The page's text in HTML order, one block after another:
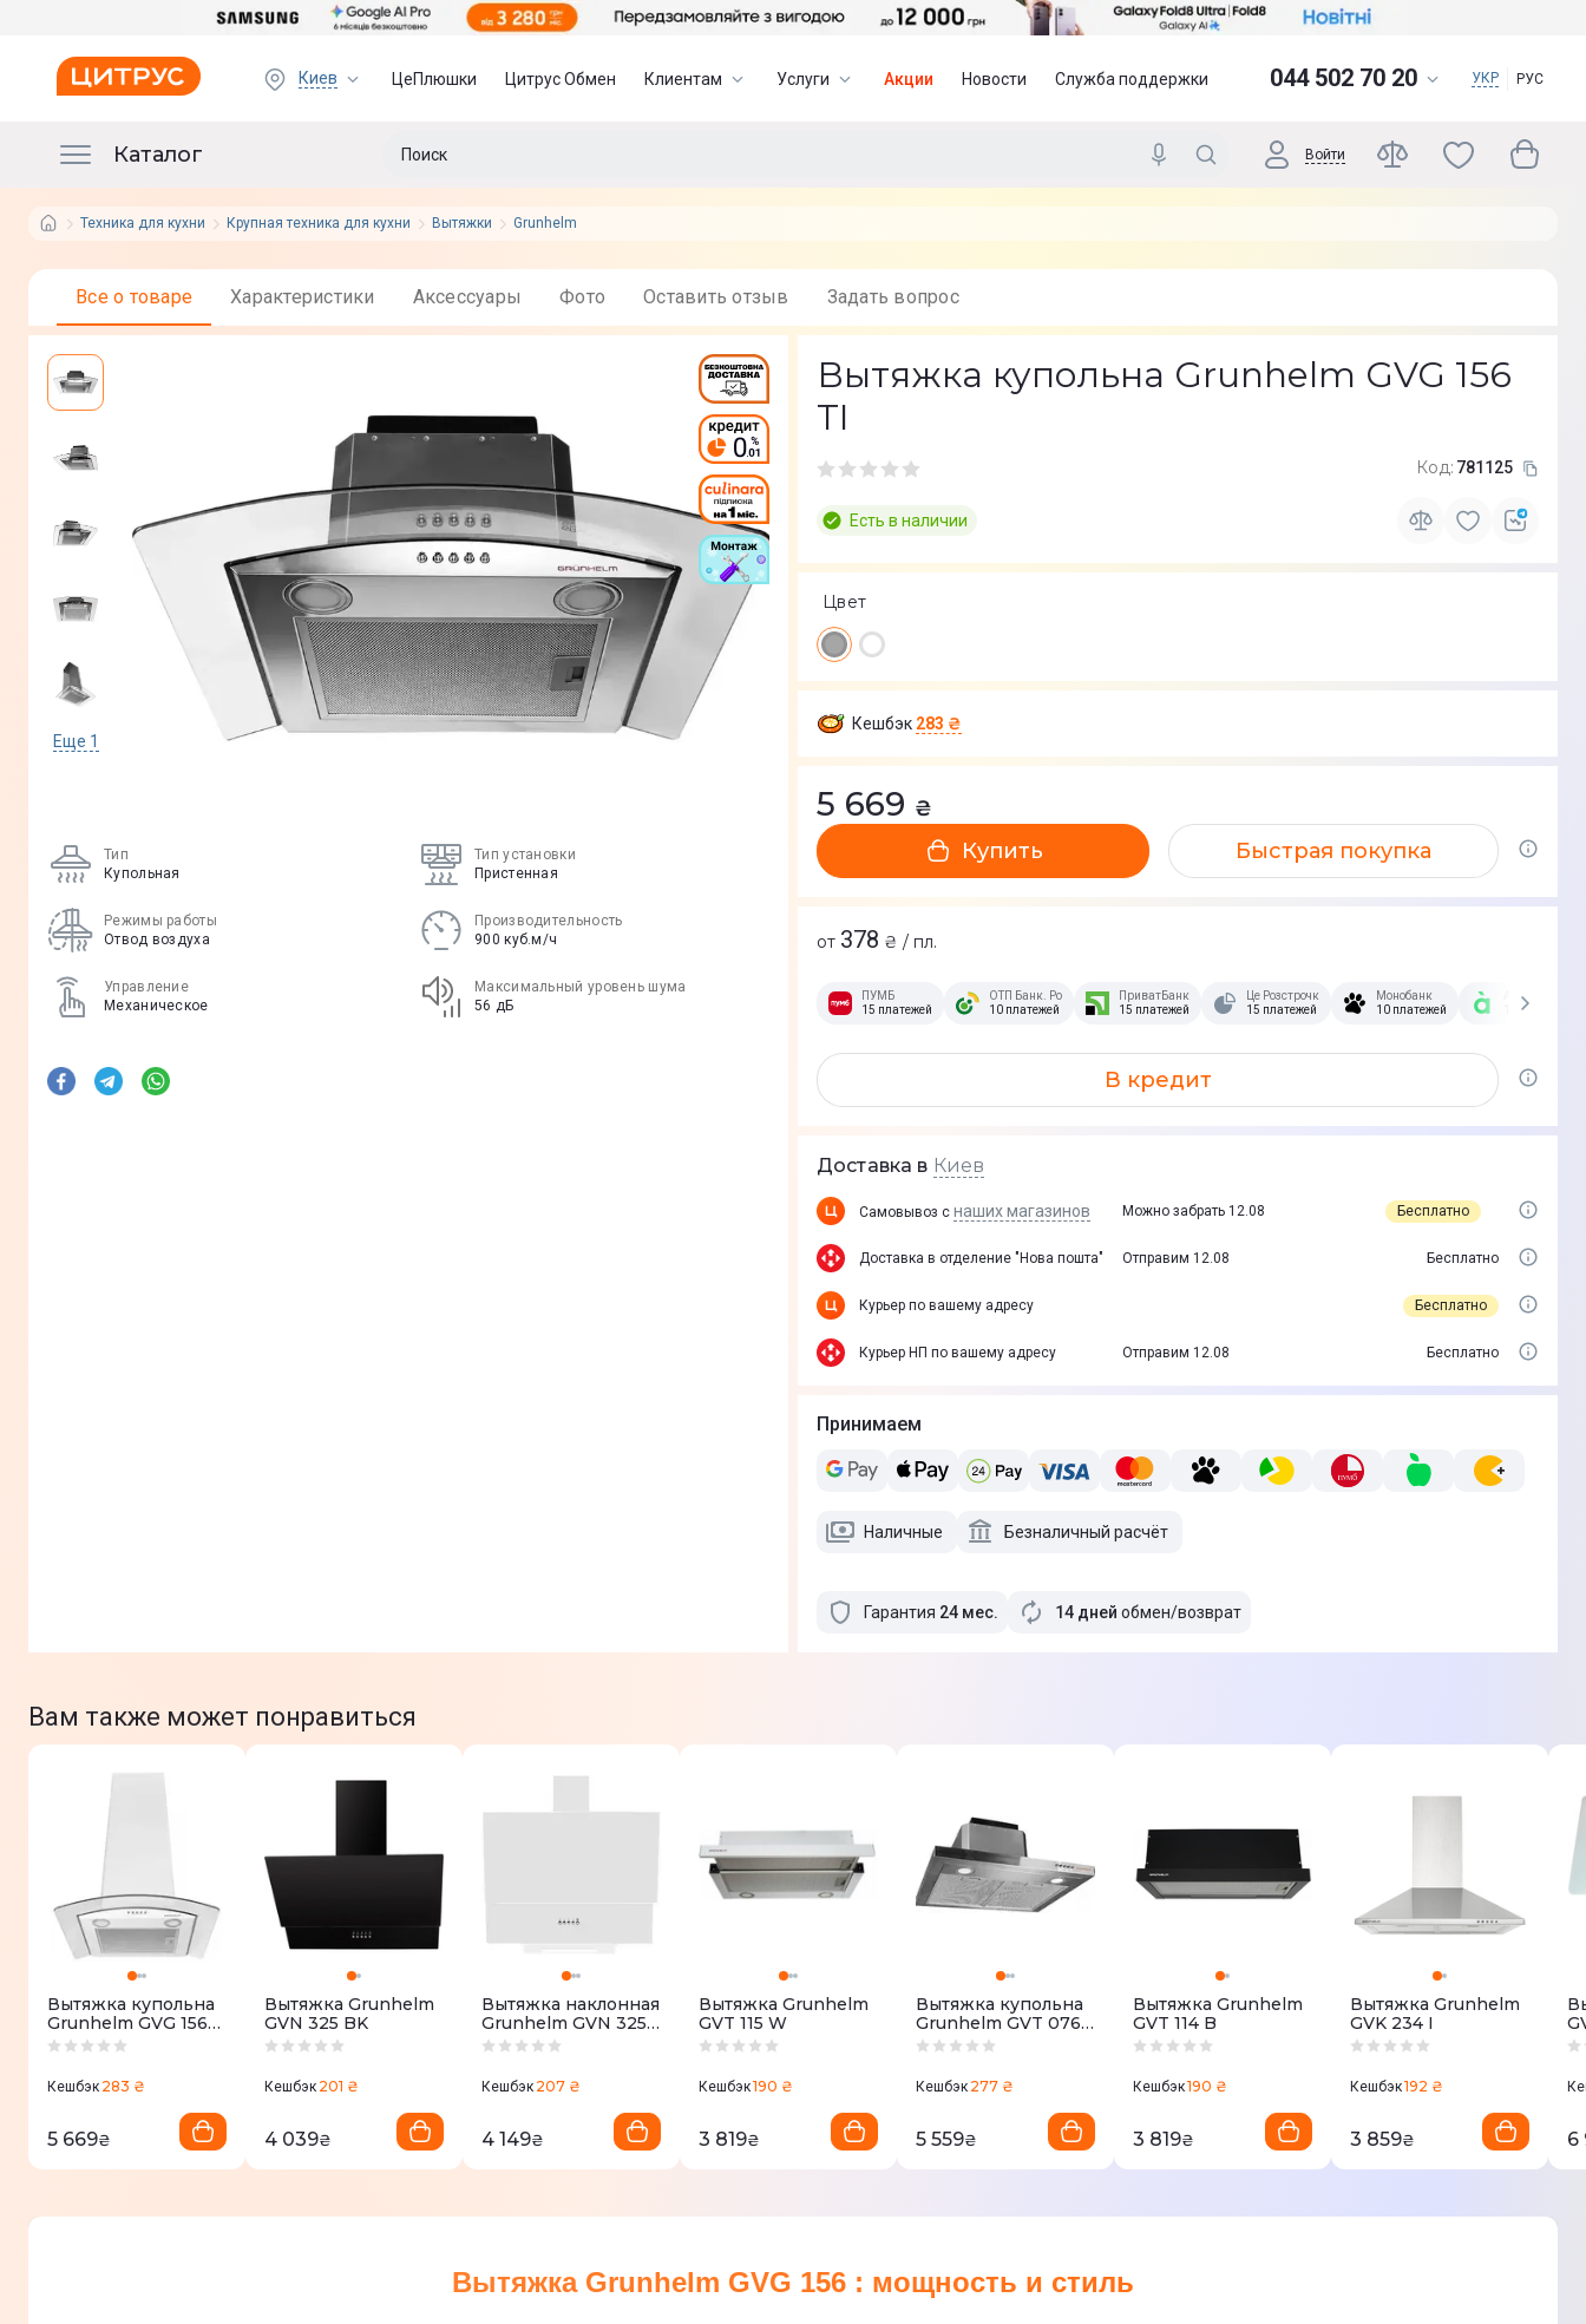
Киев ЦеПлюшки Цитрус Обмен Клиентам Услуги Акции Новости Служба поддержки 044 502 70 20 УКР РУС
Каталог Войти
Техника для кухни Крупная техника для кухни Вытяжки Grunhelm
Все о товаре Характеристики Аксессуары Фото Оставить отзыв Задать вопрос
Еще 1
Тип
Купольная
Тип установки
Пристенная
Режимы работы
Отвод воздуха
Производительность
900 куб.м/ч
Управление
Механическое
Максимальный уровень шума
56 дБ
Вытяжка купольна Grunhelm GVG 156
TI
Код: 781125
Есть в наличии
Цвет
Кешбэк 283 ₴
5 669 ₴
Купить Быстрая покупка
от 378 ₴ / пл.
ПУМБ
15 платежей
ОТП Банк. Розстрочка Скибочка.
10 платежей
ПриватБанк
15 платежей
Це Розстрочка
15 платежей
Монобанк
10 платежей
А-Банк
10 платежей
В кредит
Доставка в Киев
Самовывоз с наших магазинов Можно забрать 12.08 Бесплатно
Доставка в отделение "Нова пошта" Отправим 12.08 Бесплатно
Курьер по вашему адресу Бесплатно
Курьер НП по вашему адресу Отправим 12.08 Бесплатно
Принимаем
Наличные Безналичный расчёт
Гарантия 24 мес. 14 дней обмен/возврат
Вам также может понравиться
Вытяжка купольна
Grunhelm GVG 156
TW
Кешбэк 283 ₴
5 669₴
Вытяжка Grunhelm
GVN 325 BK
Кешбэк 201 ₴
4 039₴
Вытяжка наклонная
Grunhelm GVN 325
W
Кешбэк 207 ₴
4 149₴
Вытяжка Grunhelm
GVT 115 W
Кешбэк190 ₴
3 819₴
Вытяжка купольна
Grunhelm GVT 076
TI
Кешбэк 277 ₴
5 559₴
Вытяжка Grunhelm
GVT 114 B
Кешбэк190 ₴
3 819₴
Вытяжка Grunhelm
GVK 234 I
Кешбэк192 ₴
3 859₴ 6
Вытяжка Grunhelm GVG 156 : мощность и стиль